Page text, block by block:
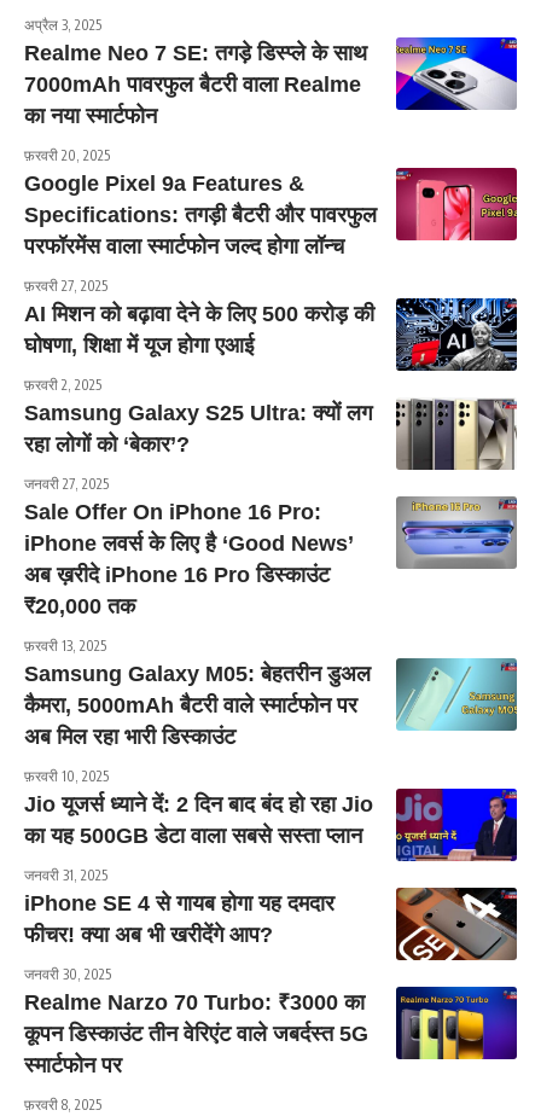
अप्रैल 3, 2025
Realme Neo 7 SE: तगड़े डिस्प्ले के साथ
7000mAh पावरफुल बैटरी वाला Realme
का नया स्मार्टफोन
फ़रवरी 20, 2025
Google Pixel 9a Features &
Specifications: तगड़ी बैटरी और पावरफुल
परफॉरमेंस वाला स्मार्टफोन जल्द होगा लॉन्च
फ़रवरी 27, 2025
AI मिशन को बढ़ावा देने के लिए 500 करोड़ की
घोषणा, शिक्षा में यूज होगा एआई
फ़रवरी 2, 2025
Samsung Galaxy S25 Ultra: क्यों लग
रहा लोगों को ‘बेकार’?
जनवरी 27, 2025
Sale Offer On iPhone 16 Pro:
iPhone लवर्स के लिए है ‘Good News’
अब ख़रीदे iPhone 16 Pro डिस्काउंट
₹20,000 तक
फ़रवरी 13, 2025
Samsung Galaxy M05: बेहतरीन डुअल
कैमरा, 5000mAh बैटरी वाले स्मार्टफोन पर
अब मिल रहा भारी डिस्काउंट
फ़रवरी 10, 2025
Jio यूजर्स ध्याने दें: 2 दिन बाद बंद हो रहा Jio
का यह 500GB डेटा वाला सबसे सस्ता प्लान
जनवरी 31, 2025
iPhone SE 4 से गायब होगा यह दमदार
फीचर! क्या अब भी खरीदेंगे आप?
जनवरी 30, 2025
Realme Narzo 70 Turbo: ₹3000 का
कूपन डिस्काउंट तीन वेरिएंट वाले जबर्दस्त 5G
स्मार्टफोन पर
फ़रवरी 8, 2025